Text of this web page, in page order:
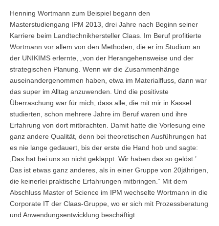
Logistiksystemen
Übersicht
Qualitätsmanagement in Entwicklung, Planung, Produktion und
Lieferkette
Informationsmanagement in Produktion und Logistik
Übersicht
Studienprogramme Energie-Bauen-Umwelt
Übersicht
BWL-Kompakt
Übersicht
Henning Wortmann zum Beispiel begann den
Masterstudiengang IPM 2013, drei Jahre nach Beginn seiner
Karriere beim Landtechnikhersteller Claas. Im Beruf profitierte
Wortmann vor allem von den Methoden, die er im Studium an
der UNIKIMS erlernte, „von der Herangehensweise und der
strategischen Planung. Wenn wir die Zusammenhänge
auseinandergenommen haben, etwa im Materialfluss, dann war
das super im Alltag anzuwenden. Und die positivste
Überraschung war für mich, dass alle, die mit mir in Kassel
studierten, schon mehrere Jahre im Beruf waren und ihre
Erfahrung von dort mitbrachten. Damit hatte die Vorlesung eine
ganz andere Qualität, denn bei theoretischen Ausführungen hat
es nie lange gedauert, bis der erste die Hand hob und sagte:
,Das hat bei uns so nicht geklappt. Wir haben das so gelöst.’
Das ist etwas ganz anderes, als in einer Gruppe von 20jährigen,
die keinerlei praktische Erfahrungen mitbringen.“ Mit dem
Abschluss Master of Science im IPM wechselte Wortmann in die
Corporate IT der Claas-Gruppe, wo er sich mit Prozessberatung
und Anwendungsentwicklung beschäftigt.